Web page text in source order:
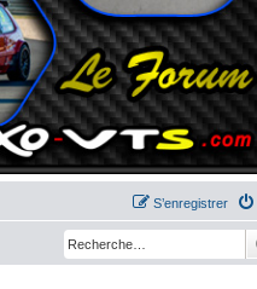
S’enregistrer